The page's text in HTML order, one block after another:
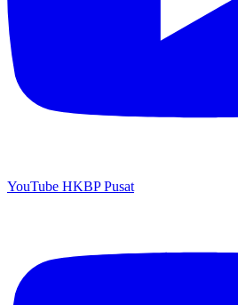
YouTube HKBP Pusat